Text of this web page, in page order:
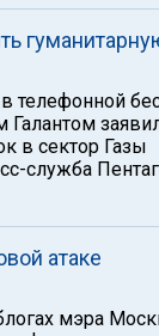
телефонной
в сектор Газы
служба
атаке
мэра